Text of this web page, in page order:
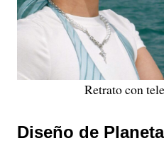
Retrato con
Diseño de